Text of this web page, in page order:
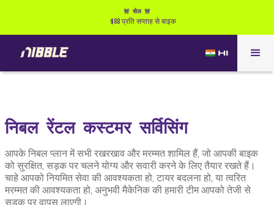
🚨 सेल 🚨
$88 प्रति सप्ताह से बाइक
HI
निबल रेंटल कस्टमर सर्विसिंग
आपके निबल प्लान में सभी रखरखाव और मरम्मत शामिल हैं, जो आपकी बाइक
को सुरक्षित, सड़क पर चलने योग्य और सवारी करने के लिए तैयार रखते हैं।
चाहे आपको नियमित सेवा की आवश्यकता हो, टायर बदलना हो, या त्वरित
मरम्मत की आवश्यकता हो, अनुभवी मैकेनिक की हमारी टीम आपको तेजी से
सड़क पर वापस लाएगी।